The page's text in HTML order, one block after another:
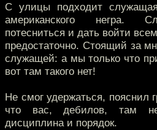
С улицы подходит
американского негра.
потесниться и дать войти
предостаточно. Стоящий за
служащей: а мы только что
вот там такого нет!
Не смог удержаться, пояснил
что вас, дебилов, там
дисциплина и порядок.